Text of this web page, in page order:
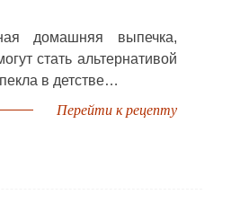
домашняя выпечка,
стать альтернативой
в детстве…
Перейти к рецепту